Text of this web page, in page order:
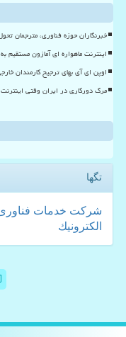
خبرنگاران حوزه فناوری، مترجمان
اینترنت ماهواره ای آمازون مستقیم
اوپن ای آی بهای ترجیح کارمندان
مرگ دورکاری در ایران وقتی
تگها
شركت خدمات
الكترونیك